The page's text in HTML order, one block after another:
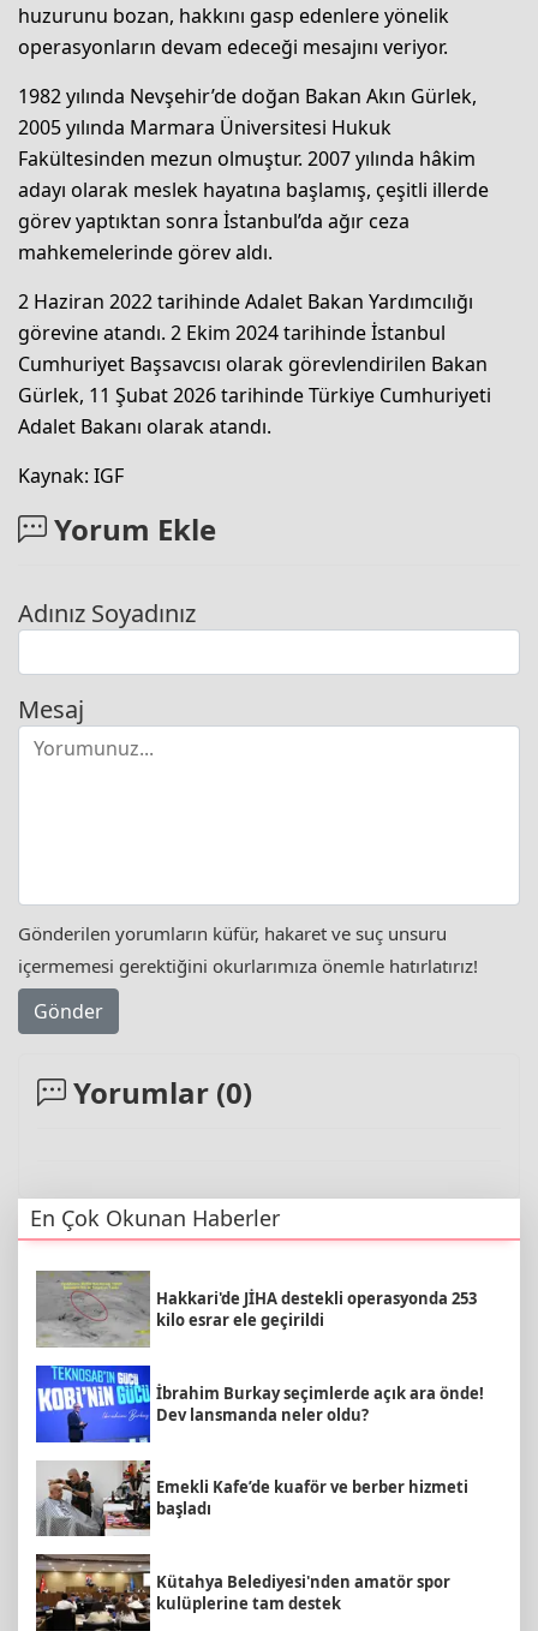
huzurunu bozan, hakkını gasp edenlere yönelik
operasyonların devam edeceği mesajını veriyor.
1982 yılında Nevşehir’de doğan Bakan Akın Gürlek,
2005 yılında Marmara Üniversitesi Hukuk
Fakültesinden mezun olmuştur. 2007 yılında hâkim
adayı olarak meslek hayatına başlamış, çeşitli illerde
görev yaptıktan sonra İstanbul’da ağır ceza
mahkemelerinde görev aldı.
2 Haziran 2022 tarihinde Adalet Bakan Yardımcılığı
görevine atandı. 2 Ekim 2024 tarihinde İstanbul
Cumhuriyet Başsavcısı olarak görevlendirilen Bakan
Gürlek, 11 Şubat 2026 tarihinde Türkiye Cumhuriyeti
Adalet Bakanı olarak atandı.
Kaynak: IGF
Yorum Ekle
Adınız Soyadınız
Mesaj
Gönderilen yorumların küfür, hakaret ve suç unsuru
içermemesi gerektiğini okurlarımıza önemle hatırlatırız!
Gönder
Yorumlar (0)
En Çok Okunan Haberler
Hakkari'de JİHA destekli operasyonda 253
kilo esrar ele geçirildi
İbrahim Burkay seçimlerde açık ara önde!
Dev lansmanda neler oldu?
Emekli Kafe’de kuaför ve berber hizmeti
başladı
Kütahya Belediyesi'nden amatör spor
kulüplerine tam destek